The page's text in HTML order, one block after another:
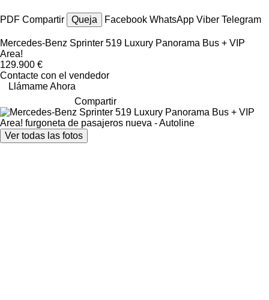
PDF Compartir Queja Facebook WhatsApp Viber Telegram
Mercedes-Benz Sprinter 519 Luxury Panorama Bus + VIP
Area!
129.900 €
Contacte con el vendedor
Llámame Ahora
Compartir
Ver todas las fotos